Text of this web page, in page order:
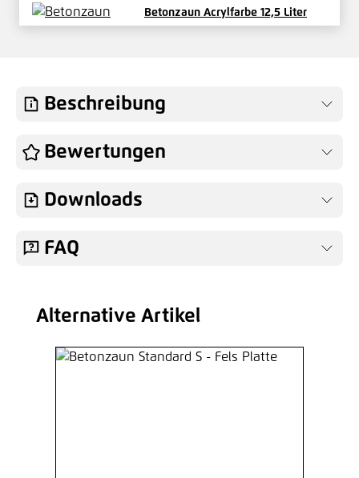
Betonzaun Acrylfarbe 12,5 Liter
Beschreibung
Bewertungen
Downloads
FAQ
Produktgalerie überspringen
Alternative Artikel